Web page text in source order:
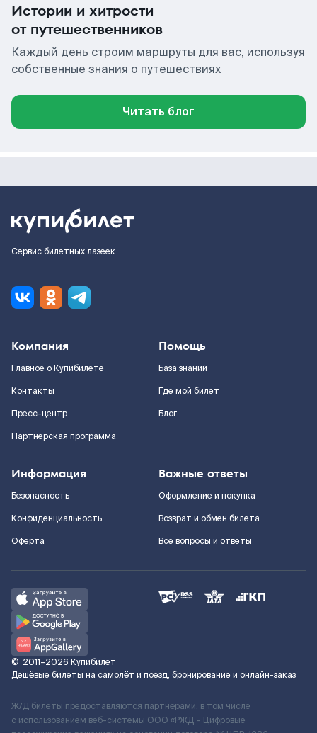
Истории и хитрости
от путешественников
Каждый день строим маршруты для вас, используя
собственные знания о путешествиях
Читать блог
Сервис билетных лазеек
Компания
Главное о Купибилете
Контакты
Пресс-центр
Партнерская программа
Помощь
База знаний
Где мой билет
Блог
Информация
Безопасность
Конфиденциальность
Оферта
Важные ответы
Оформление и покупка
Возврат и обмен билета
Все вопросы и ответы
© 2011–2026 Купибилет
Дешёвые билеты на самолёт и поезд, бронирование и онлайн-заказ
Ж/Д билеты предоставляются партнёрами, в том числе
с использованием веб-системы ООО «РЖД – Цифровые